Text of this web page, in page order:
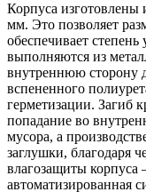
Корпуса изготовлены
мм. Это позволяет
обеспечивает
выполняются из
внутреннюю сторону
вспененного
герметизации. Загиб
попадание во
мусора, а
заглушки, благодаря
влагозащиты корпуса
автоматизированная